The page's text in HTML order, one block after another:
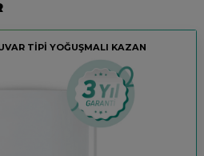
TİPİ YOĞUŞMALI KAZAN